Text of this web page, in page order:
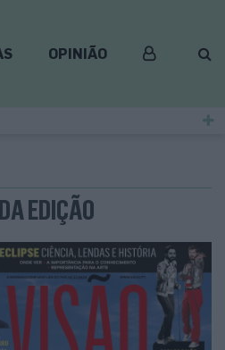
OPINIÃO
EDIÇÃO